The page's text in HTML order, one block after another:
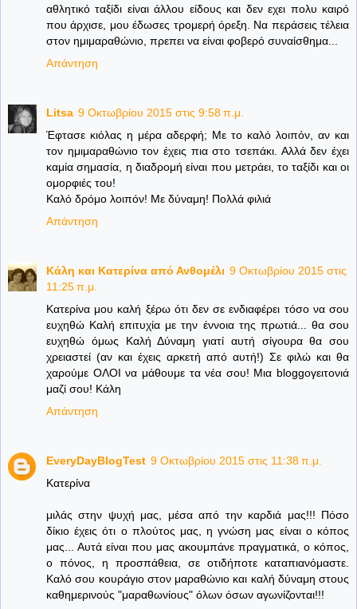
αθλητικό ταξίδι είναι άλλου είδους και δεν εχει πολυ καιρό
που άρχισε, μου έδωσες τρομερή όρεξη. Να περάσεις τέλεια
στον ημιμαραθώνιο, πρεπει να είναι φοβερό συναίσθημα...
Απάντηση
Litsa 9 Οκτωβρίου 2015 στις 9:58 π.μ.
Έφτασε κιόλας η μέρα αδερφή; Με το καλό λοιπόν, αν και
τον ημιμαραθώνιο τον έχεις πια στο τσεπάκι. Αλλά δεν έχει
καμία σημασία, η διαδρομή είναι που μετράει, το ταξίδι και οι
ομορφιές του!
Καλό δρόμο λοιπόν! Με δύναμη! Πολλά φιλιά
Απάντηση
Κάλη και Κατερίνα από Ανθομέλι 9 Οκτωβρίου 2015 στις
11:25 π.μ.
Κατερίνα μου καλή ξέρω ότι δεν σε ενδιαφέρει τόσο να σου
ευχηθώ Καλή επιτυχία με την έννοια της πρωτιά... θα σου
ευχηθώ όμως Καλή Δύναμη γιατί αυτή σίγουρα θα σου
χρειαστεί (αν και έχεις αρκετή από αυτή!) Σε φιλώ και θα
χαρούμε ΟΛΟΙ να μάθουμε τα νέα σου! Μια bloggoγειτονιά
μαζί σου! Κάλη
Απάντηση
EveryDayBlogTest 9 Οκτωβρίου 2015 στις 11:38 π.μ.
Κατερίνα
μιλάς στην ψυχή μας, μέσα από την καρδιά μας!!! Πόσο
δίκιο έχεις ότι ο πλούτος μας, η γνώση μας είναι ο κόπος
μας... Αυτά είναι που μας ακουμπάνε πραγματικά, ο κόπος,
ο πόνος, η προσπάθεια, σε οτιδήποτε καταπιανόμαστε.
Καλό σου κουράγιο στον μαραθώνιο και καλή δύναμη στους
καθημερινούς "μαραθωνίους" όλων όσων αγωνίζονται!!!